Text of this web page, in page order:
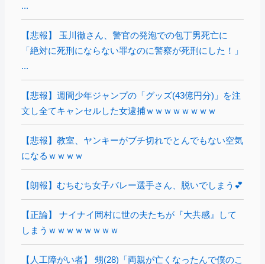
...
【悲報】 玉川徹さん、警官の発泡での包丁男死亡に
「絶対に死刑にならない罪なのに警察が死刑にした！」
...
【悲報】週間少年ジャンプの「グッズ(43億円分)」を注
文し全てキャンセルした女逮捕ｗｗｗｗｗｗｗｗ
【悲報】教室、ヤンキーがブチ切れでとんでもない空気
になるｗｗｗｗ
【朗報】むちむち女子バレー選手さん、脱いでしまう💕
【正論】 ナイナイ岡村に世の夫たちが『大共感』して
しまうｗｗｗｗｗｗｗｗ
【人工障がい者】 甥(28)「両親が亡くなったんで僕のこ